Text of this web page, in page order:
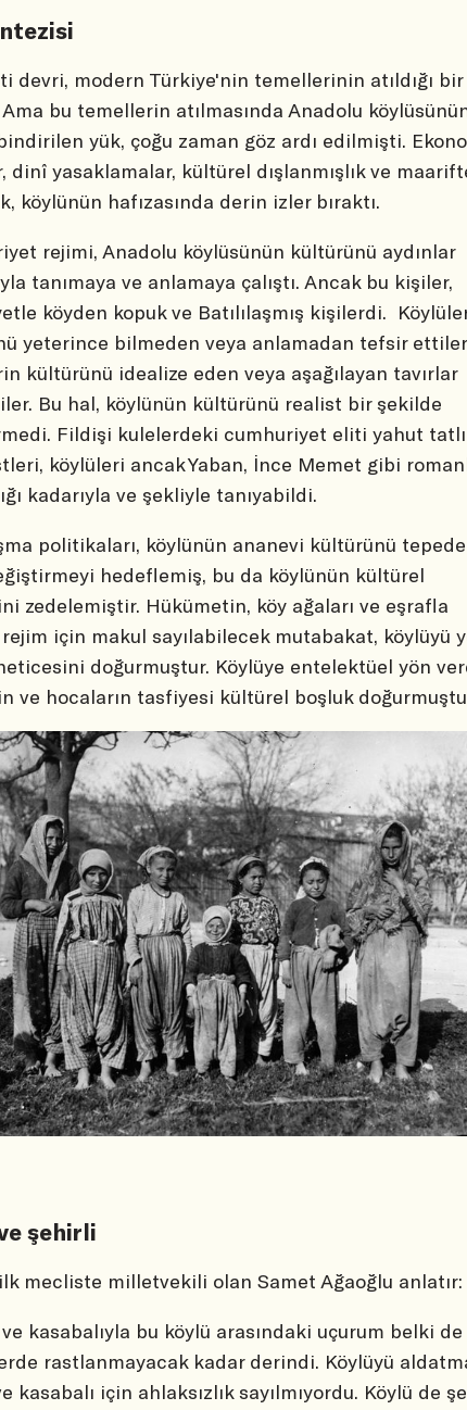
devri, modern Türkiye'nin temellerinin atıldığı bir
bu temellerin atılmasında Anadolu
yük, çoğu zaman göz ardı edilmişti.
dinî yasaklamalar, kültürel dışlanmışlık ve
köylünün hafızasında derin izler bıraktı.
rejimi, Anadolu köylüsünün kültürünü aydınlar
tanımaya ve anlamaya çalıştı. Ancak bu kişiler,
köyden kopuk ve Batılılaşmış kişilerdi.
yeterince bilmeden veya anlamadan tefsir
kültürünü idealize eden veya aşağılayan tavırlar
Bu hal, köylünün kültürünü realist bir şekilde
Fildişi kulelerdeki cumhuriyet eliti yahut
köylüleri ancak Yaban, İnce Memet gibi
kadarıyla ve şekliyle tanıyabildi.
politikaları, köylünün ananevi kültürünü
hedeflemiş, bu da köylünün kültürel
zedelemiştir. Hükümetin, köy ağaları ve eşrafla
rejim için makul sayılabilecek mutabakat, köylüyü
doğurmuştur. Köylüye entelektüel yön
ve hocaların tasfiyesi kültürel boşluk
şehirli
ilk mecliste milletvekili olan Samet Ağaoğlu anlatır:
kasabalıyla bu köylü arasındaki uçurum belki de
rastlanmayacak kadar derindi. Köylüyü
kasabalı için ahlaksızlık sayılmıyordu. Köylü de